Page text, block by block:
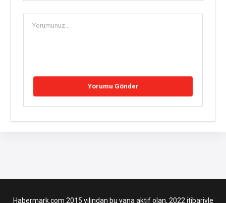
Habermark.com 2015 yılından bu yana aktif olan, 2022 itibariyle